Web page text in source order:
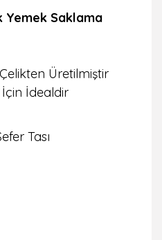
Yemek Saklama
Üretilmiştir
İçin İdealdir
Tası